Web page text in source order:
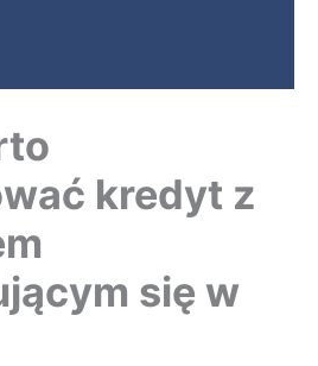
kredyt z
się w